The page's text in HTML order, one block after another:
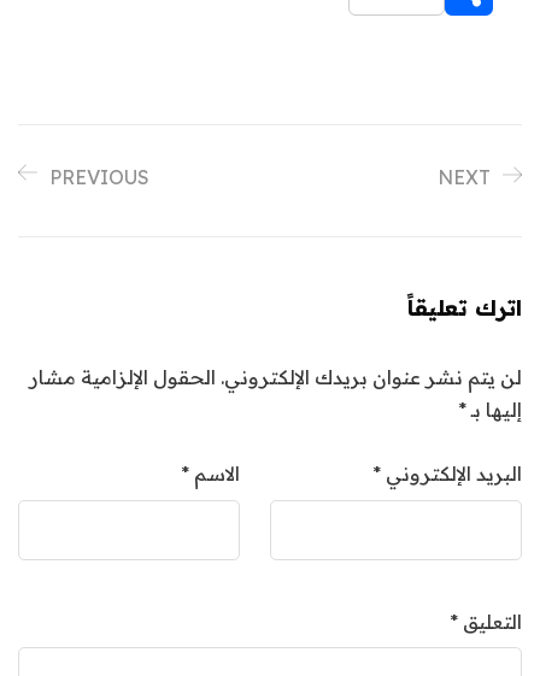
PREVIOUS NEXT
اترك تعليقاً
لن يتم نشر عنوان بريدك الإلكتروني. الحقول الإلزامية مشار
إليها بـ*
الاسم * البريد الإلكتروني *
التعليق *